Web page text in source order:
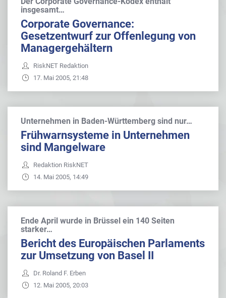
insgesamt…
Corporate Governance:
Gesetzentwurf zur Offenlegung von
Managergehältern
RiskNET Redaktion
17. Mai 2005, 21:48
Unternehmen in Baden-Württemberg sind nur…
Frühwarnsysteme in Unternehmen
sind Mangelware
Redaktion RiskNET
14. Mai 2005, 14:49
Ende April wurde in Brüssel ein 140 Seiten
starker…
Bericht des Europäischen Parlaments
zur Umsetzung von Basel II
Dr. Roland F. Erben
12. Mai 2005, 20:03